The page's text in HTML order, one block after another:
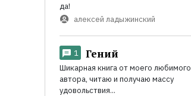
да!
алексей ладыжинский
1 Гений
Шикарная книга от моего любимого
автора, читаю и получаю массу
удовольствия...